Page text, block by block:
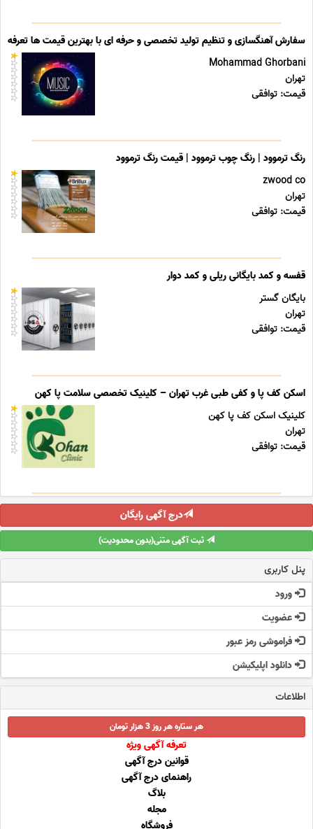
سفارش آهنگسازی و تنظیم تولید تخصصی و حرفه ای با بهترین قیمت ها تعرفه
Mohammad Ghorbani
تهران
قیمت: توافقی
رنگ ترموود | رنگ چوب ترموود | قیمت رنگ ترموود
zwood co
تهران
قیمت: توافقی
قفسه و کمد بایگانی ریلی و کمد دوار
بایگان گستر
تهران
قیمت: توافقی
اسکن کف پا و کفی طبی غرب تهران – کلینیک تخصصی سلامت پا کهن
کلینیک اسکن کف پا کهن
تهران
قیمت: توافقی
درج آگهی رایگان
ثبت آگهی متنی(بدون محدودیت)
پنل کاربری
ورود
عضویت
فراموشی رمز عبور
دانلود اپلیکیشن
اطلاعات
هر ستاره هر روز 3 هزار تومان
تعرفه آگهی ویژه
قوانین درج آگهی
راهنمای درج آگهی
بلاگ
مجله